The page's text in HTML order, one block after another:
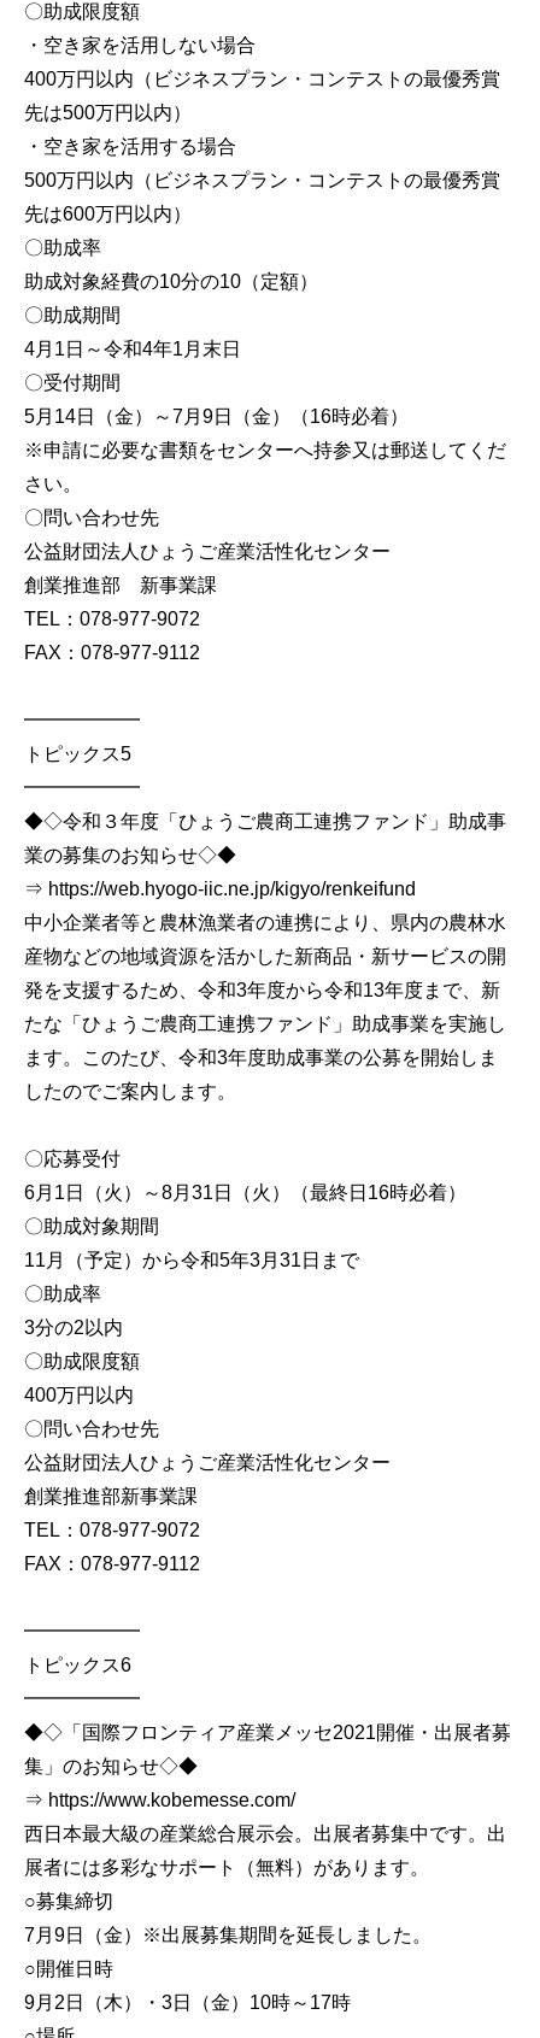
〇助成限度額
・空き家を活用しない場合
400万円以内（ビジネスプラン・コンテストの最優秀賞
先は500万円以内）
・空き家を活用する場合
500万円以内（ビジネスプラン・コンテストの最優秀賞
先は600万円以内）
〇助成率
助成対象経費の10分の10（定額）
〇助成期間
4月1日～令和4年1月末日
〇受付期間
5月14日（金）～7月9日（金）（16時必着）
※申請に必要な書類をセンターへ持参又は郵送してくだ
さい。
〇問い合わせ先
公益財団法人ひょうご産業活性化センター
創業推進部 新事業課
TEL：078-977-9072
FAX：078-977-9112
━━━━━━
トピックス5
━━━━━━
◆◇令和３年度「ひょうご農商工連携ファンド」助成事
業の募集のお知らせ◇◆
⇒ https://web.hyogo-iic.ne.jp/kigyo/renkeifund
中小企業者等と農林漁業者の連携により、県内の農林水
産物などの地域資源を活かした新商品・新サービスの開
発を支援するため、令和3年度から令和13年度まで、新
たな「ひょうご農商工連携ファンド」助成事業を実施し
ます。このたび、令和3年度助成事業の公募を開始しま
したのでご案内します。
〇応募受付
6月1日（火）～8月31日（火）（最終日16時必着）
〇助成対象期間
11月（予定）から令和5年3月31日まで
〇助成率
3分の2以内
〇助成限度額
400万円以内
〇問い合わせ先
公益財団法人ひょうご産業活性化センター
創業推進部新事業課
TEL：078-977-9072
FAX：078-977-9112
━━━━━━
トピックス6
━━━━━━
◆◇「国際フロンティア産業メッセ2021開催・出展者募
集」のお知らせ◇◆
⇒ https://www.kobemesse.com/
西日本最大級の産業総合展示会。出展者募集中です。出
展者には多彩なサポート（無料）があります。
○募集締切
7月9日（金）※出展募集期間を延長しました。
○開催日時
9月2日（木）・3日（金）10時～17時